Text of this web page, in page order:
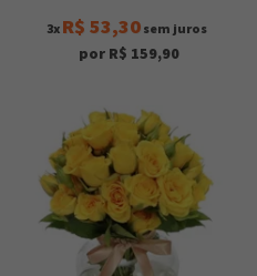
3x R$ 53,30sem juros
por R$ 159,90